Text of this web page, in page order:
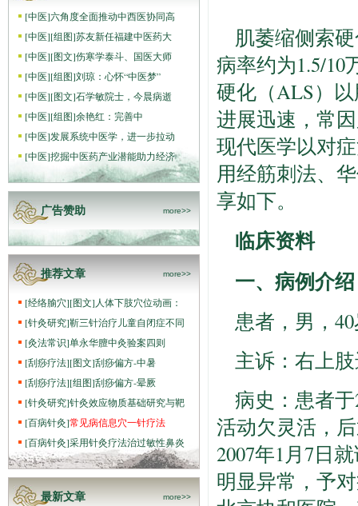
[中医]六角度全面推动中西医协同高
[中医][组图]苏友新任福建中医药大
[中医][图文]伤寒学泰斗、国医大师
[中医][组图]刘琼：心怀“中医梦”
[中医][图文]石学敏院士，今晨病逝
[中医][组图]​余艳红：完善中
[中医]发展系统中医学，进一步拉动
[中医]挖掘中医药产业潜能助力经济
广告赞助 more>>
推荐文章 more>>
[经络腧穴][图文] 人体下肢穴位动画：
[针灸研究]靳三针治疗儿童自闭症不同
[灸法常识]单永华膻中灸验案四则
[刮痧疗法][图文]刮痧偏方-中暑
[刮痧疗法][组图]刮痧偏方-晕厥
[针灸研究]针灸效应物质基础研究与靶
[百病针灸]常见病信息穴一针疗法
[百病针灸]采用针灸疗法治过敏性鼻炎
最新文章 more>>
肌萎缩侧索
病率约为1.5/10
硬化（ALS）
进展迅速，常
现代医学以对
用经筋刺法、
享如下。
临床资料
一、病例介绍
患者，男，
主诉：右上
病史：患者
活动欠灵活，
2007年1月7日
明显异常，予